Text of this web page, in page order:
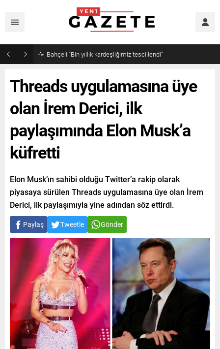
Bahçeli “Bin yıllık kardeşliğimiz tescillendi”
Threads uygulamasına üye
olan İrem Derici, ilk
paylaşımında Elon Musk’a
küfretti
Elon Musk’ın sahibi olduğu Twitter’a rakip olarak
piyasaya sürülen Threads uygulamasına üye olan İrem
Derici, ilk paylaşımıyla yine adından söz ettirdi.
Paylaş Tweetle Gönder